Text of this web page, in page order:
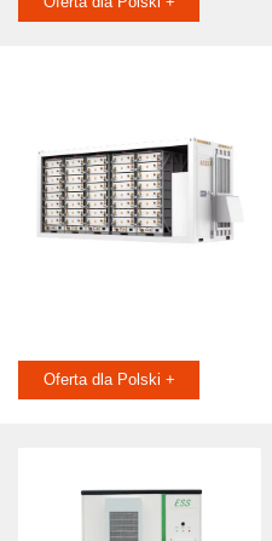
Oferta dla Polski +